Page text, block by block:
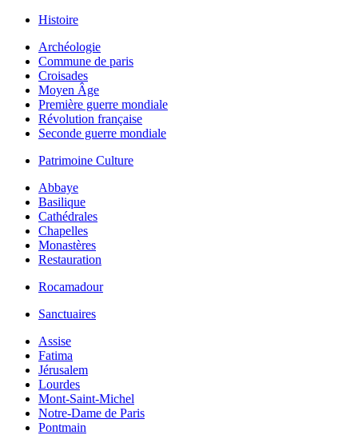
Histoire
Archéologie
Commune de paris
Croisades
Moyen Âge
Première guerre mondiale
Révolution française
Seconde guerre mondiale
Patrimoine Culture
Abbaye
Basilique
Cathédrales
Chapelles
Monastères
Restauration
Rocamadour
Sanctuaires
Assise
Fatima
Jérusalem
Lourdes
Mont-Saint-Michel
Notre-Dame de Paris
Pontmain